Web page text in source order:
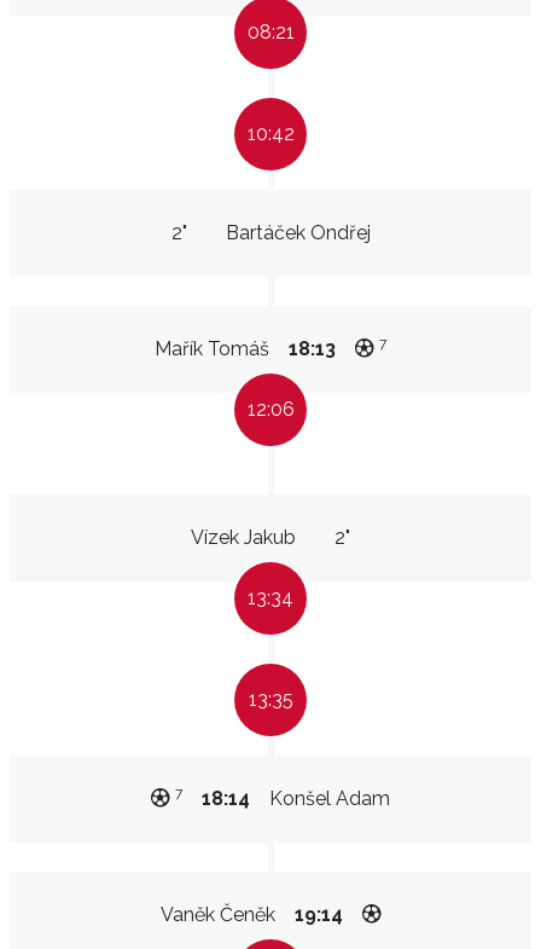
08:21
10:42
Bartáček Ondřej
2"
Mařík Tomáš 18:13 7
12:06
Vízek Jakub 2"
13:34
13:35
Konšel Adam
18:14
7
Vaněk Čeněk 19:14